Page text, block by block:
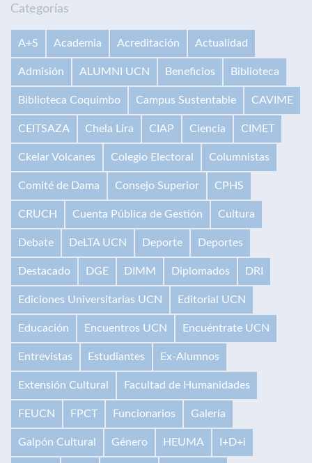
Categorías
A+S Academia Acreditación Actualidad
Admisión ALUMNI UCN Beneficios Biblioteca
Biblioteca Coquimbo Campus Sustentable CAVIME
CEITSAZA Chela Lira CIAP Ciencia CIMET
Ckelar Volcanes Colegio Electoral Columnistas
Comité de Dama Consejo Superior CPHS
CRUCH Cuenta Pública de Gestión Cultura
Debate DeLTA UCN Deporte Deportes
Destacado DGE DIMM Diplomados DRI
Ediciones Universitarias UCN Editorial UCN
Educación Encuentros UCN Encuéntrate UCN
Entrevistas Estudiantes Ex-Alumnos
Extensión Cultural Facultad de Humanidades
FEUCN FPCT Funcionarios Galería
Galpón Cultural Género HEUMA I+D+i